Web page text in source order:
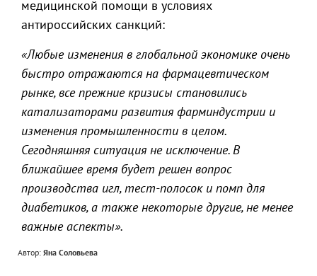
медицинской помощи в условиях
антироссийских санкций:
«Любые изменения в глобальной экономике очень
быстро отражаются на фармацевтическом
рынке, все прежние кризисы становились
катализаторами развития фарминдустрии и
изменения промышленности в целом.
Сегодняшняя ситуация не исключение. В
ближайшее время будет решен вопрос
производства игл, тест-полосок и помп для
диабетиков, а также некоторые другие, не менее
важные аспекты».
Автор: Яна Соловьева